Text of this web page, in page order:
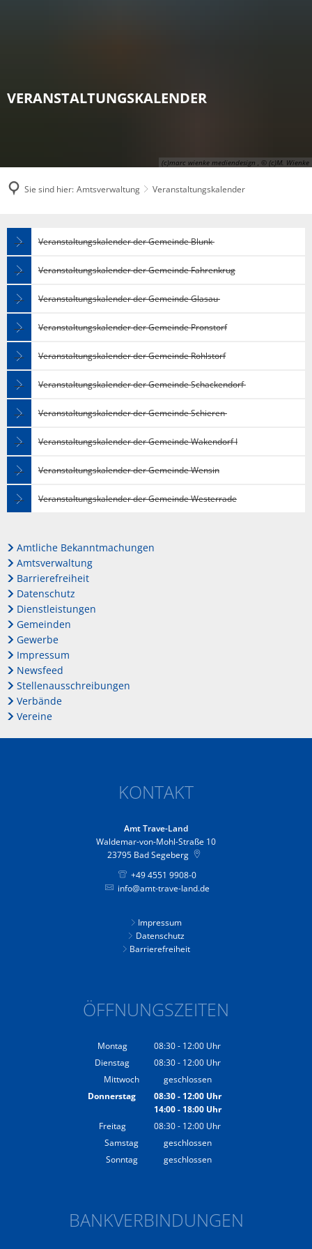
(c)marc wienke mediendesign , © (c)M. Wienke
VERANSTALTUNGSKALENDER
Sie sind hier: Amtsverwaltung Veranstaltungskalender
Veranstaltungskalender
Veranstaltungskalender der Gemeinde Blunk
Veranstaltungskalender der Gemeinde Fahrenkrug
Veranstaltungskalender der Gemeinde Glasau
Veranstaltungskalender der Gemeinde Pronstorf
Veranstaltungskalender der Gemeinde Rohlstorf
Veranstaltungskalender der Gemeinde Schackendorf
Veranstaltungskalender der Gemeinde Schieren
Veranstaltungskalender der Gemeinde Wakendorf I
Veranstaltungskalender der Gemeinde Wensin
Veranstaltungskalender der Gemeinde Westerrade
Amtliche Bekanntmachungen
Amtsverwaltung
Barrierefreiheit
Datenschutz
Dienstleistungen
Gemeinden
Gewerbe
Impressum
Newsfeed
Stellenausschreibungen
Verbände
Vereine
KONTAKT
Amt Trave-Land
Waldemar-von-Mohl-Straße 10
23795 Bad Segeberg
+49 4551 9908-0
info@amt-trave-land.de
Impressum
Datenschutz
Barrierefreiheit
ÖFFNUNGSZEITEN
Montag 08:30- 12:00 Uhr
Von 08:30 bis 12:00 Uhr
Dienstag 08:30- 12:00 Uhr
Von 08:30 bis 12:00 Uhr
Mittwoch
geschlossen
Donnerstag
08:30- 12:00Uhr
Von 08:30 bis 12:00 Uhr
14:00- 18:00Uhr
Von 14:00 bis 18:00 Uhr
Freitag 08:30- 12:00 Uhr
Von 08:30 bis 12:00 Uhr
Samstag
geschlossen
Sonntag
geschlossen
BANKVERBINDUNGEN